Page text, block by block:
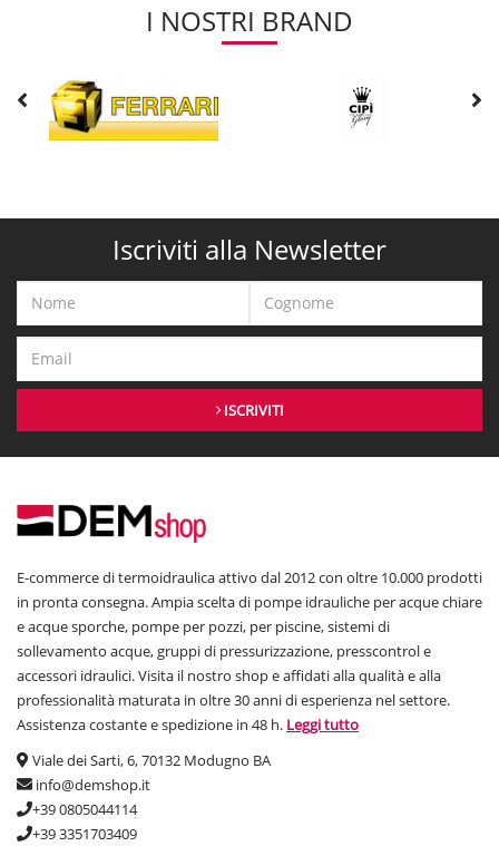
I NOSTRI BRAND
Iscriviti alla Newsletter
ISCRIVITI
E-commerce di termoidraulica attivo dal 2012 con oltre 10.000 prodotti
in pronta consegna. Ampia scelta di pompe idrauliche per acque chiare
e acque sporche, pompe per pozzi, per piscine, sistemi di
sollevamento acque, gruppi di pressurizzazione, presscontrol e
accessori idraulici. Visita il nostro shop e affidati alla qualità e alla
professionalità maturata in oltre 30 anni di esperienza nel settore.
Assistenza costante e spedizione in 48 h. Leggi tutto
Viale dei Sarti, 6, 70132 Modugno BA
info@demshop.it
+39 0805044114
+39 3351703409